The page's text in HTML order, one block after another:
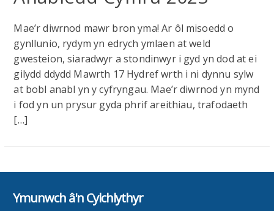
Mae’r diwrnod mawr bron yma! Ar ôl misoedd o
gynllunio, rydym yn edrych ymlaen at weld
gwesteion, siaradwyr a stondinwyr i gyd yn dod at ei
gilydd ddydd Mawrth 17 Hydref wrth i ni dynnu sylw
at bobl anabl yn y cyfryngau. Mae’r diwrnod yn mynd
i fod yn un prysur gyda phrif areithiau, trafodaeth
[…]
Ymunwch â'n Cylchlythyr